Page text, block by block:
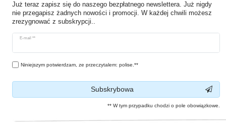
Już teraz zapisz się do naszego bezpłatnego newslettera. Już nigdy
nie przegapisz żadnych nowości i promocji. W każdej chwili możesz
zrezygnować z subskrypcji..
E-mail **
Ceres::Template.newsletterHoneypotLabel
Niniejszym potwierdzam, ze przeczytalem: polise.**
Subskrybowa
** W tym przypadku chodzi o pole obowiązkowe.